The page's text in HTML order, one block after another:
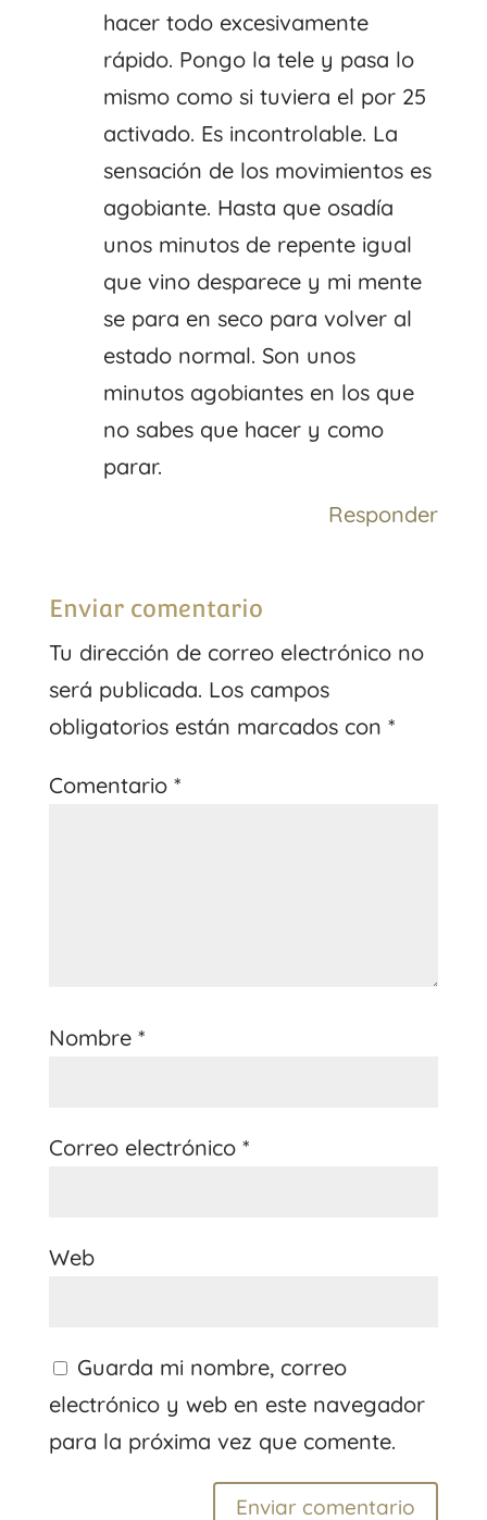
hacer todo excesivamente
rápido. Pongo la tele y pasa lo
mismo como si tuviera el por 25
activado. Es incontrolable. La
sensación de los movimientos es
agobiante. Hasta que osadía
unos minutos de repente igual
que vino desparece y mi mente
se para en seco para volver al
estado normal. Son unos
minutos agobiantes en los que
no sabes que hacer y como
parar.
Responder
Enviar comentario
Tu dirección de correo electrónico no
será publicada. Los campos
obligatorios están marcados con *
Comentario *
Nombre *
Correo electrónico *
Web
Guarda mi nombre, correo
electrónico y web en este navegador
para la próxima vez que comente.